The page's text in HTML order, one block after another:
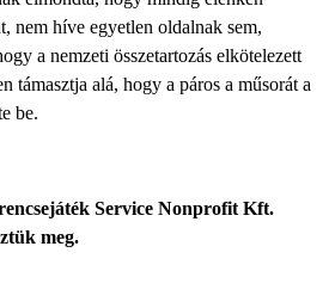
nem híve egyetlen oldalnak sem,
a nemzeti összetartozás elkötelezett
támasztja alá, hogy a páros a műsorát a
be.
Service Nonprofit Kft.
meg.